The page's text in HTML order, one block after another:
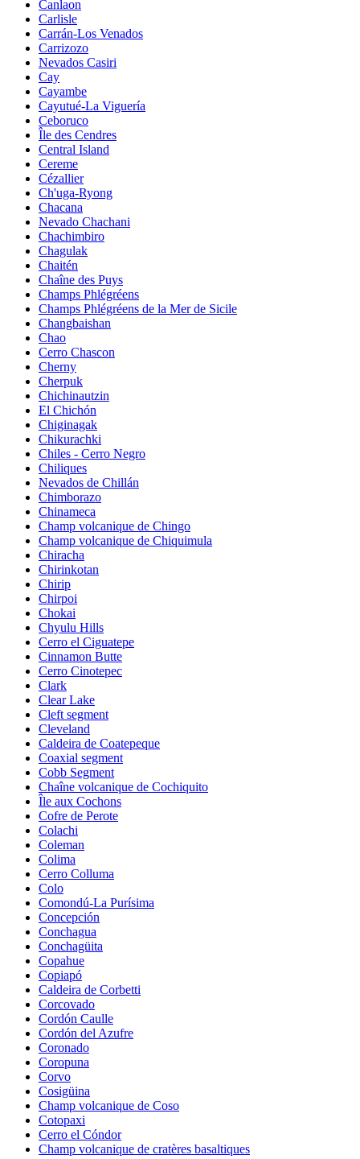
Canlaon
Carlisle
Carrán-Los Venados
Carrizozo
Nevados Casiri
Cay
Cayambe
Cayutué-La Viguería
Ceboruco
Île des Cendres
Central Island
Cereme
Cézallier
Ch'uga-Ryong
Chacana
Nevado Chachani
Chachimbiro
Chagulak
Chaitén
Chaîne des Puys
Champs Phlégréens
Champs Phlégréens de la Mer de Sicile
Changbaishan
Chao
Cerro Chascon
Cherny
Cherpuk
Chichinautzin
El Chichón
Chiginagak
Chikurachki
Chiles - Cerro Negro
Chiliques
Nevados de Chillán
Chimborazo
Chinameca
Champ volcanique de Chingo
Champ volcanique de Chiquimula
Chiracha
Chirinkotan
Chirip
Chirpoi
Chokai
Chyulu Hills
Cerro el Ciguatepe
Cinnamon Butte
Cerro Cinotepec
Clark
Clear Lake
Cleft segment
Cleveland
Caldeira de Coatepeque
Coaxial segment
Cobb Segment
Chaîne volcanique de Cochiquito
Île aux Cochons
Cofre de Perote
Colachi
Coleman
Colima
Cerro Colluma
Colo
Comondú-La Purísima
Concepción
Conchagua
Conchagüita
Copahue
Copiapó
Caldeira de Corbetti
Corcovado
Cordón Caulle
Cordón del Azufre
Coronado
Coropuna
Corvo
Cosigüina
Champ volcanique de Coso
Cotopaxi
Cerro el Cóndor
Champ volcanique de cratères basaltiques